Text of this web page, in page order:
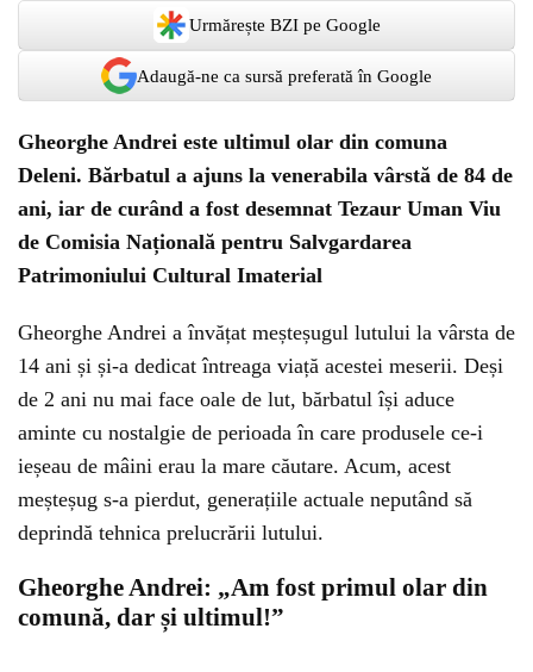
Urmărește BZI pe Google
Adaugă-ne ca sursă preferată în Google
Gheorghe Andrei este ultimul olar din comuna
Deleni. Bărbatul a ajuns la venerabila vârstă de 84 de
ani, iar de curând a fost desemnat Tezaur Uman Viu
de Comisia Națională pentru Salvgardarea
Patrimoniului Cultural Imaterial
Gheorghe Andrei a învățat meșteșugul lutului la vârsta de
14 ani și și-a dedicat întreaga viață acestei meserii. Deși
de 2 ani nu mai face oale de lut, bărbatul își aduce
aminte cu nostalgie de perioada în care produsele ce-i
ieșeau de mâini erau la mare căutare. Acum, acest
meșteșug s-a pierdut, generațiile actuale neputând să
deprindă tehnica prelucrării lutului.
Gheorghe Andrei: „Am fost primul olar din
comună, dar și ultimul!”